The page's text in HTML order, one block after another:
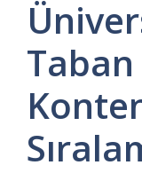
Taban